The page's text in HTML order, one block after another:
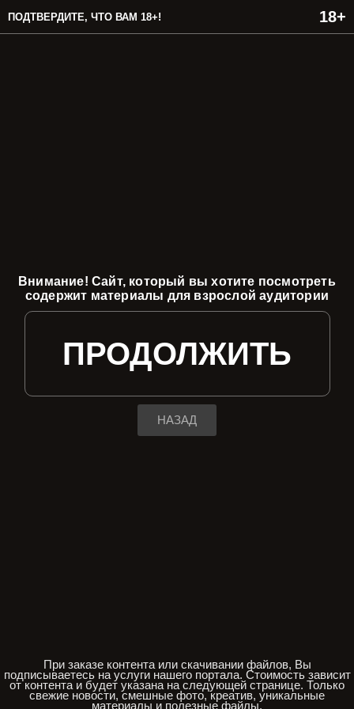
ПОДТВЕРДИТЕ, ЧТО ВАМ 18+!
Внимание! Сайт, который вы хотите посмотреть
содержит материалы для взрослой аудитории
ПРОДОЛЖИТЬ
НАЗАД
При заказе контента или скачивании файлов, Вы
подписываетесь на услуги нашего портала. Стоимость зависит
от контента и будет указана на следующей странице. Только
свежие новости, смешные фото, креатив, уникальные
материалы и полезные файлы.